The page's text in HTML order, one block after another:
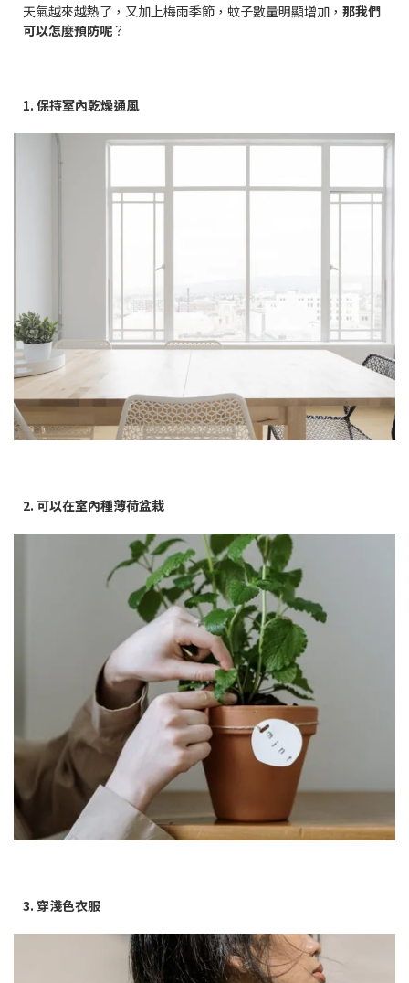
天氣越來越熱了，又加上梅雨季節，蚊子數量明顯增加， 那我們
可以怎麼預防呢？
1. 保持室內乾燥通風
2. 可以在室內種薄荷盆栽
3. 穿淺色衣服